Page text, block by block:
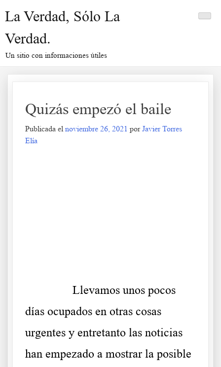
La Verdad, Sólo La
Verdad.
Un sitio con informaciones útiles
Quizás empezó el baile
Publicada el noviembre 26, 2021 porJavier Torres
Elía
Llevamos unos pocos
días ocupados en otras cosas
urgentes y entretanto las noticias
han empezado a mostrar la posible